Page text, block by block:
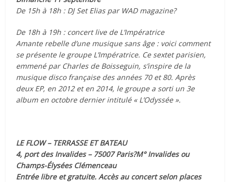
De 15h à 18h : DJ Set Elias par WAD magazine?
De 18h à 19h : concert live de L’Impératrice
Amante rebelle d’une musique sans âge : voici comment
se présente le groupe L’Impératrice. Ce sextet parisien,
emmené par Charles de Boisseguin, s’inspire de la
musique disco française des années 70 et 80. Après
deux EP, en 2012 et en 2014, le groupe a sorti un 3e
album en octobre dernier intitulé « L’Odyssée ».
LE FLOW – TERRASSE ET BATEAU
4, port des Invalides – 75007 Paris?M° Invalides ou
Champs-Élysées Clémenceau
Entrée libre et gratuite. Accès au concert selon places